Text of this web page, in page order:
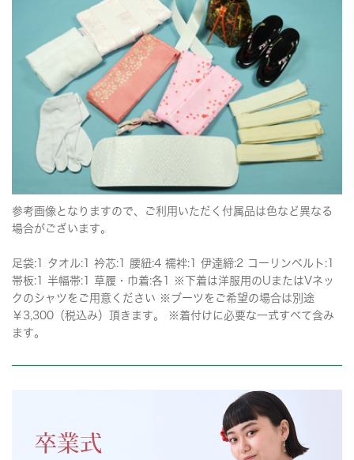
参考画像となりますので、ご利用いただく付属品は色など異なる
場合がございます。
足袋:1 タオル:1 衿芯:1 腰紐:4 襦袢:1 伊達締:2 コーリンベルト:1
帯板:1 半幅帯:1 草履・巾着:各1 ※下着は洋服用のUまたはVネッ
クのシャツをご用意ください ※ブーツをご希望の場合は別途
￥3,300（税込み）頂きます。 ※着付けに必要な一式すべて含み
ます。